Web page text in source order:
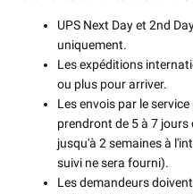
UPS Next Day et 2nd
uniquement.
Les expéditions
ou plus pour arriver.
Les envois par le
prendront de 5 à 7
jusqu'à 2 semaines à
suivi ne sera fourni).
Les demandeurs